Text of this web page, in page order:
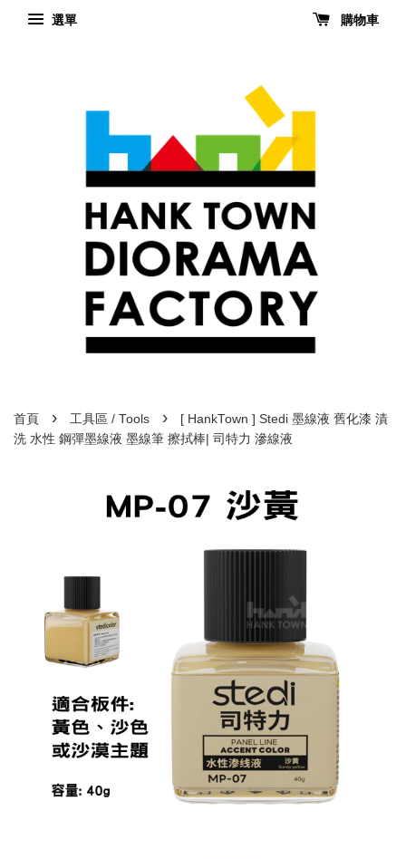
選單 購物車
首頁 › 工具區 / Tools ›
[ HankTown ] Stedi 墨線液 舊化漆 漬
洗 水性 鋼彈墨線液 墨線筆 擦拭棒| 司特力 滲線液